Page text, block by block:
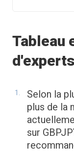
Tableau
d'experts
Selon la
plus de la
sur